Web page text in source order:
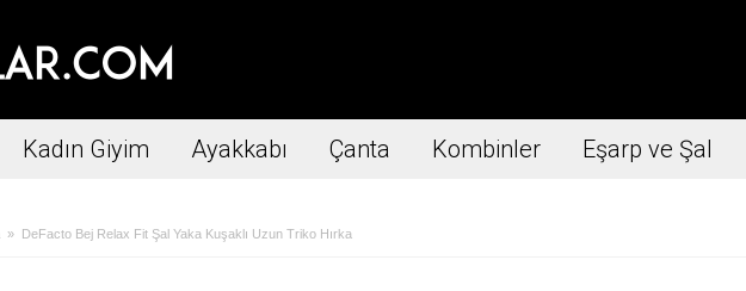
Kadın Giyim Ayakkabı Çanta Kombinler Eşarp ve Şal
» DeFacto Bej Relax Fit Şal Yaka Kuşaklı Uzun Triko Hırka